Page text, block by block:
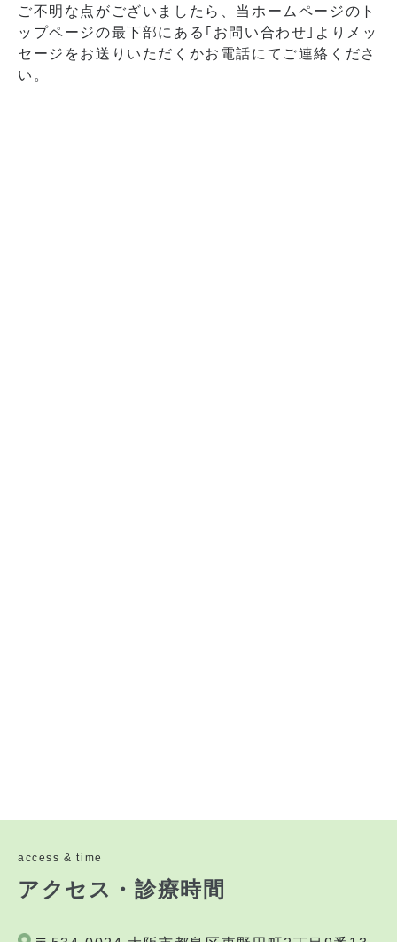
ご不明な点がございましたら、当ホームページのト
ップページの最下部にある｢お問い合わせ｣よりメッ
セージをお送りいただくかお電話にてご連絡くださ
い。
access & time
アクセス・診療時間